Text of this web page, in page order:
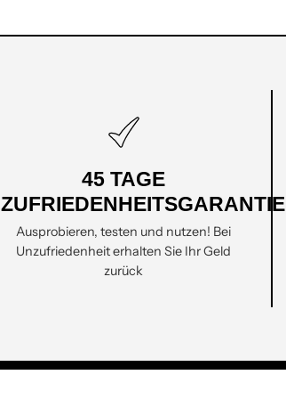
45 TAGE
ZUFRIEDENHEITSGARANTIE
Ausprobieren, testen und nutzen! Bei
Unzufriedenheit erhalten Sie Ihr Geld
zurück